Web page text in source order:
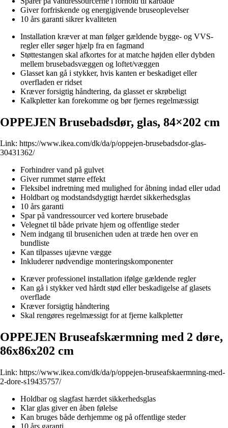
Giver forfriskende og energigivende bruseoplevelser
10 års garanti sikrer kvaliteten
Installation kræver at man følger gældende bygge- og VVS-
regler eller søger hjælp fra en fagmand
Støttestangen skal afkortes for at matche højden eller dybden
mellem brusebadsvæggen og loftet/væggen
Glasset kan gå i stykker, hvis kanten er beskadiget eller
overfladen er ridset
Kræver forsigtig håndtering, da glasset er skrøbeligt
Kalkpletter kan forekomme og bør fjernes regelmæssigt
OPPEJEN Brusebadsdør, glas, 84×202 cm
Link: https://www.ikea.com/dk/da/p/oppejen-brusebadsdor-glas-
30431362/
Forhindrer vand på gulvet
Giver rummet større effekt
Fleksibel indretning med mulighed for åbning indad eller udad
Holdbart og modstandsdygtigt hærdet sikkerhedsglas
10 års garanti
Spar på vandressourcer ved kortere brusebade
Velegnet til både private hjem og offentlige steder
Nem indgang til brusenichen uden at træde hen over en
bundliste
Kan tilpasses ujævne vægge
Inkluderer nødvendige monteringskomponenter
Kræver professionel installation ifølge gældende regler
Kan gå i stykker ved hårdt stød eller beskadigelse af glasets
overflade
Kræver forsigtig håndtering
Skal rengøres regelmæssigt for at fjerne kalkpletter
OPPEJEN Bruseafskærmning med 2 døre,
86x86x202 cm
Link: https://www.ikea.com/dk/da/p/oppejen-bruseafskaermning-med-
2-dore-s19435757/
Holdbar og slagfast hærdet sikkerhedsglas
Klar glas giver en åben følelse
Kan bruges både derhjemme og på offentlige steder